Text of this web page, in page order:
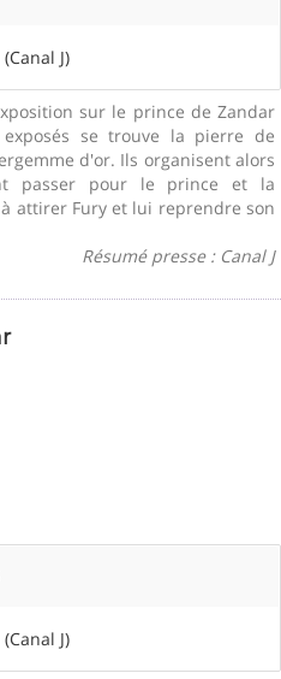
(Canal J)
sur le prince de Zandar
se trouve la pierre de
d'or. Ils organisent alors
passer pour le prince et la
attirer Fury et lui reprendre son
Résumé presse : Canal J
(Canal J)